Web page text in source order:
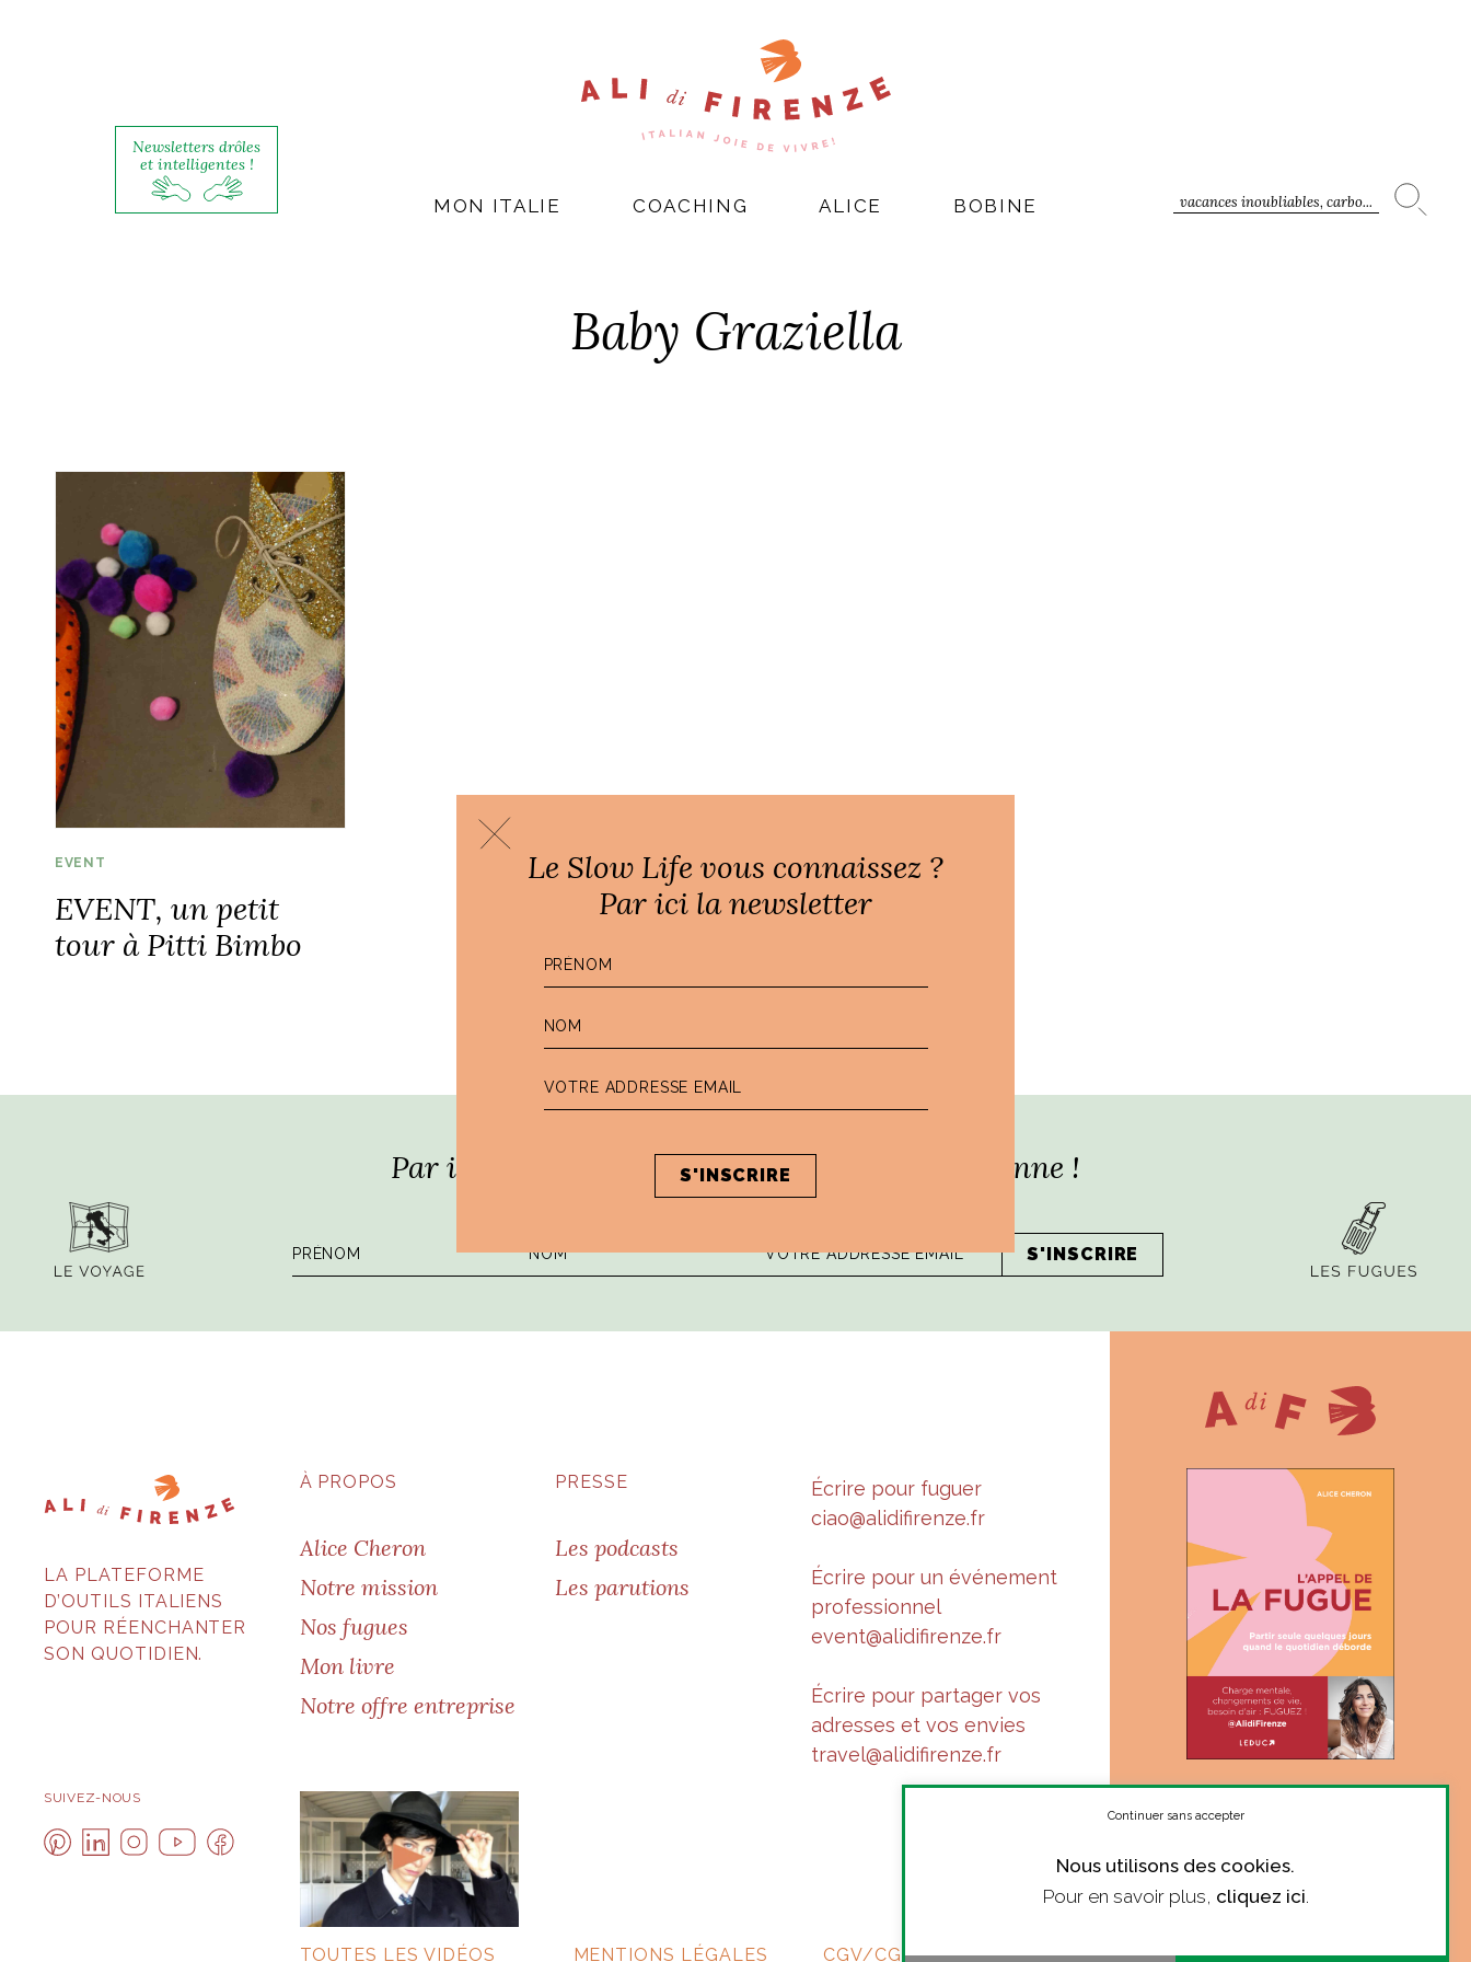
Newsletters drôles
et intelligentes !
vacances inoubliables, carbo...
MON ITALIE COACHING ALICE BOBINE
Baby Graziella
EVENT
EVENT, un petit
tour à Pitti Bimbo
Par ici la dose hebdomadaire de sagesse italienne !
LA PLATEFORME
D’OUTILS ITALIENS
POUR RÉENCHANTER
SON QUOTIDIEN.
À PROPOS
Alice Cheron
Notre mission
Nos fugues
Mon livre
Notre offre entreprise
PRESSE
Les podcasts
Les parutions
Écrire pour fuguer
ciao@alidifirenze.fr
Écrire pour un événement
professionnel
event@alidifirenze.fr
Écrire pour partager vos
adresses et vos envies
travel@alidifirenze.fr
SUIVEZ-NOUS
TOUTES LES VIDÉOS MENTIONS LÉGALES CGV/CGU
« Suis-je à ma juste place ?
Le ton complice et sincère
se poser la question. »
Marie Robert, philosophe
Le Slow Life vous connaissez ?
Par ici la newsletter
Nous utilisons des cookies.
Pour en savoir plus, cliquez ici.
Continuer sans accepter